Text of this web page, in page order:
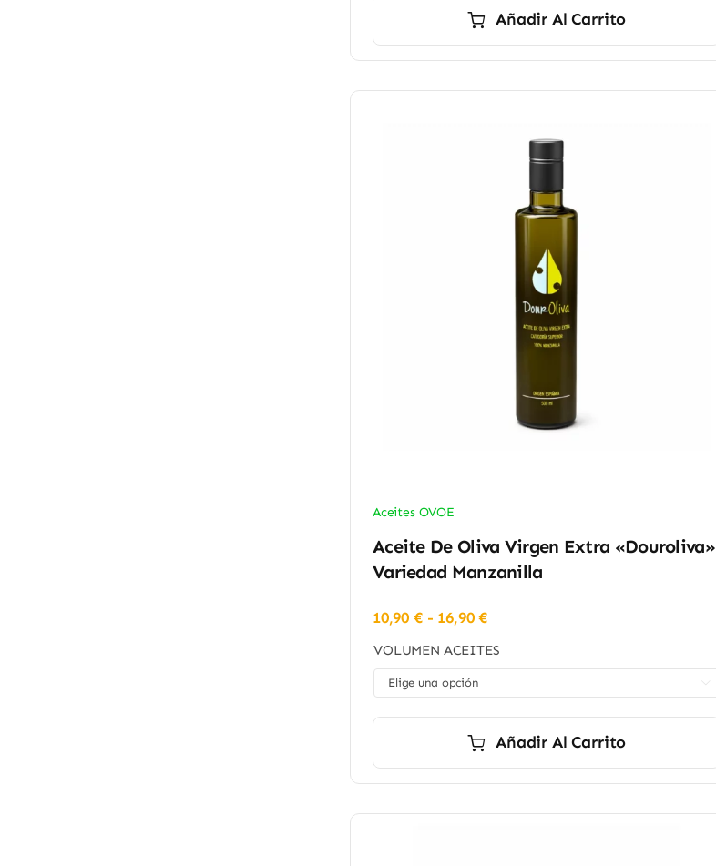
Añadir Al Carrito
Aceites OVOE
Aceite De Oliva Virgen Extra «Douroliva»
Variedad Manzanilla
10,90 € - 16,90€Rango
precios:
desde
VOLUMEN ACEITES
Añadir Al Carrito